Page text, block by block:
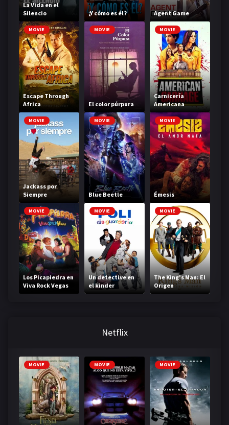
La Vida en el
Silencio
¿Y cómo es él? Agent Game
MOVIE
Escape Through
Africa
MOVIE
El color púrpura
MOVIE
Carnicería
Americana
MOVIE
Jackass por
Siempre
MOVIE
Blue Beetle
MOVIE
Émesis
MOVIE
Los Picapiedra en
Viva Rock Vegas
MOVIE
Un detective en
el kinder
MOVIE
The King's Man: El
Origen
Netflix
MOVIE MOVIE MOVIE